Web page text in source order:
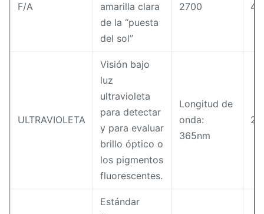
F/A
amarilla clara
de la “puesta
del sol”
2700 40
ULTRAVIOLETA
Visión bajo
luz
ultravioleta
para detectar
y para evaluar
brillo óptico o
los pigmentos
fluorescentes.
Longitud de
onda:
365nm
20
Estándar